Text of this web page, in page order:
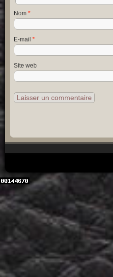
Nom *
E-mail *
Site web